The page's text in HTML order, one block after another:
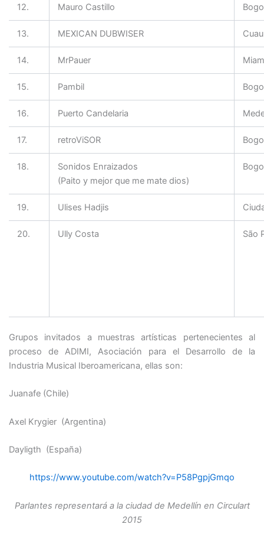
12. Mauro Castillo
13. MEXICAN DUBWISER
14. MrPauer
15. Pambil
16. Puerto Candelaria
17. retroViSOR
18.
Sonidos Enraizados
(Paito y mejor que me mate dios)
19. Ulises Hadjis
20. Ully Costa São
Grupos invitados a muestras artísticas pertenecientes al
proceso de ADIMI, Asociación para el Desarrollo de la
Industria Musical Iberoamericana, ellas son:
Juanafe (Chile)
Axel Krygier (Argentina)
Dayligth (España)
https://www.youtube.com/watch?v=P58PgpjGmqo
Parlantes representará a la ciudad de Medellín en Circulart
2015